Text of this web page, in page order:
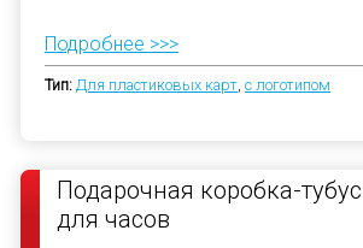
Подробнее >>>
Тип: Для пластиковых карт, с логотипом
Подарочная коробка-тубус
для часов